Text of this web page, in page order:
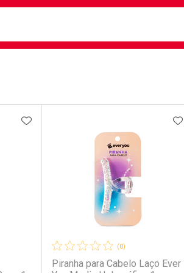
ADICIONAR AOS FAVORITOS
(0)
Piranha para Cabelo Laço Ever